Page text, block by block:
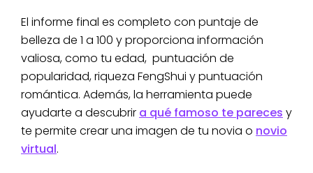
El informe final es completo con puntaje de
belleza de 1 a 100 y proporciona información
valiosa, como tu edad, puntuación de
popularidad, riqueza FengShui y puntuación
romántica. Además, la herramienta puede
ayudarte a descubrir a qué famoso te pareces y
te permite crear una imagen de tu novia o novio
virtual.